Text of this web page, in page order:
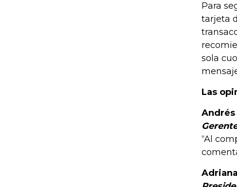
Para
tarjeta
sola
Las
Andrés
“Al